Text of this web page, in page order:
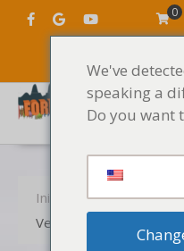
0
Inicio Productos
Vengeance Essential
We've
speaking a
Do you want